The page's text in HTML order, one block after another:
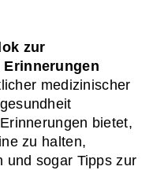
zur
bietet,
zu halten,
und sogar Tipps zur